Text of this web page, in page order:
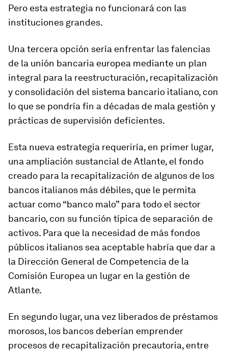
Pero esta estrategia no funcionará con las
instituciones grandes.
Una tercera opción sería enfrentar las falencias
de la unión bancaria europea mediante un plan
integral para la reestructuración, recapitalización
y consolidación del sistema bancario italiano, con
lo que se pondría fin a décadas de mala gestión y
prácticas de supervisión deficientes.
Esta nueva estrategia requeriría, en primer lugar,
una ampliación sustancial de Atlante, el fondo
creado para la recapitalización de algunos de los
bancos italianos más débiles, que le permita
actuar como “banco malo” para todo el sector
bancario, con su función típica de separación de
activos. Para que la necesidad de más fondos
públicos italianos sea aceptable habría que dar a
la Dirección General de Competencia de la
Comisión Europea un lugar en la gestión de
Atlante.
En segundo lugar, una vez liberados de préstamos
morosos, los bancos deberían emprender
procesos de recapitalización precautoria, entre